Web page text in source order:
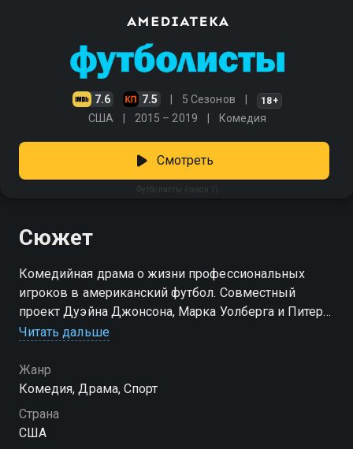
7.6 7.5 5 Сезонов 18+
США 2015 – 2019 Комедия
Футболисты (сезон 1)
Смотреть
Сюжет
Комедийная драма о жизни профессиональных
игроков в американский футбол. Совместный
проект Дуэйна Джонсона, Марка Уолберга и Питера
Берга
Посмотреть онлайн 1 сезон сериала Футболисты вы
можете совершенно бесплатно в хорошем HD
качестве на Смотрёшке
Читать дальше
Жанр
Комедия, Драма, Спорт
Страна
США